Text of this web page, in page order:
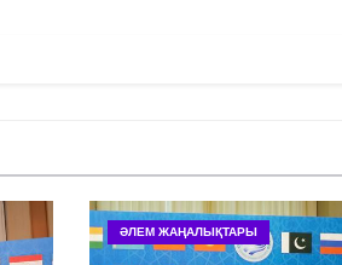
ӘЛЕМ ЖАҢАЛЫҚТАРЫ